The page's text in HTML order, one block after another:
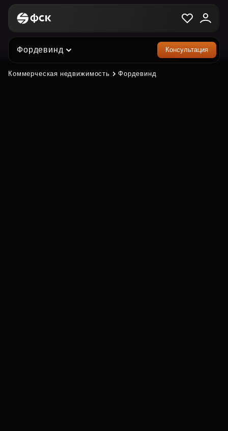
Фордевинд Консультация
Коммерческая недвижимость Фордевинд